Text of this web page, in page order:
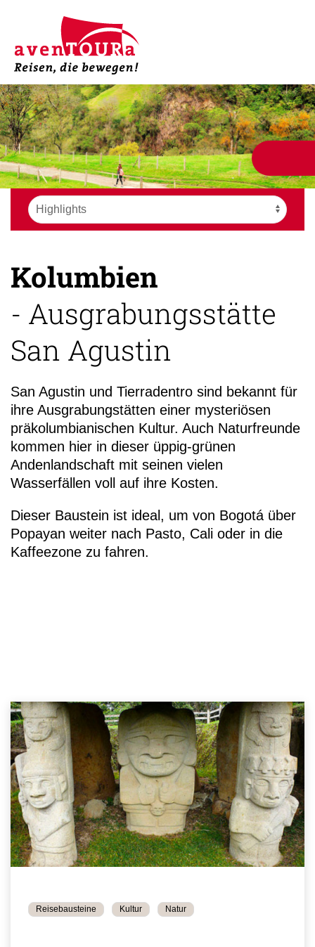
Kolumbien
- Ausgrabungsstätte
San Agustin
San Agustin und Tierradentro sind bekannt für
ihre Ausgrabungstätten einer mysteriösen
präkolumbianischen Kultur. Auch Naturfreunde
kommen hier in dieser üppig-grünen
Andenlandschaft mit seinen vielen
Wasserfällen voll auf ihre Kosten.
Dieser Baustein ist ideal, um von Bogotá über
Popayan weiter nach Pasto, Cali oder in die
Kaffeezone zu fahren.
Reisebausteine Kultur Natur
+49 (0)